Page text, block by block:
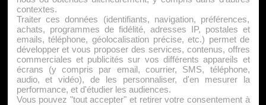
A PROPOS
Qui sommes nous ?
Mentions Légales
Publicité
Politique de Cookies
Contact
contextes.
Traiter ces données (identifiants, navigation, préférences,
achats, programmes de fidélité, adresses IP, postales et
emails, téléphone, géolocalisation précise, etc.) permet de
développer et vous proposer des services, contenus, offres
commerciales et publicités sur vos différents appareils et
écrans (y compris par email, courrier, SMS, téléphone,
audio, et vidéo), de les personnaliser, d'en mesurer la
performance, et d'étudier les audiences.
Vous pouvez "tout accepter" et retirer votre consentement à